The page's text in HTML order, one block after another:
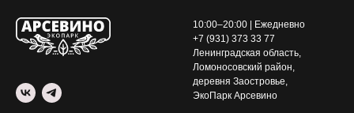
10:00–20:00 | Ежедневно
+7 (931) 373 33 77
Ленинградская область,
Ломоносовский район,
деревня Заостровье,
ЭкоПарк Арсевино